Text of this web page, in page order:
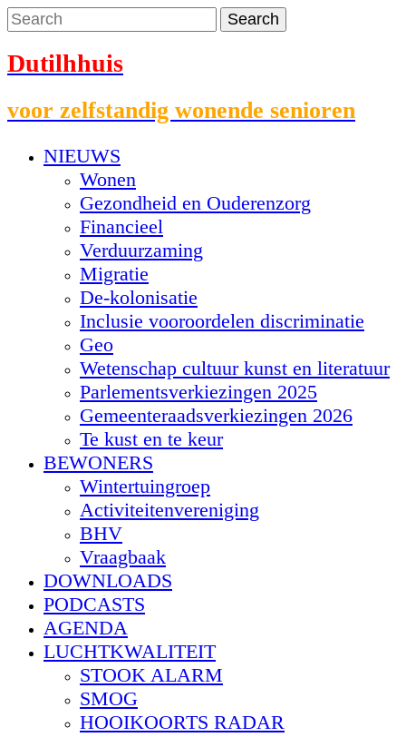
Dutilhhuis
voor zelfstandig wonende senioren
NIEUWS
Wonen
Gezondheid en Ouderenzorg
Financieel
Verduurzaming
Migratie
De-kolonisatie
Inclusie vooroordelen discriminatie
Geo
Wetenschap cultuur kunst en literatuur
Parlementsverkiezingen 2025
Gemeenteraadsverkiezingen 2026
Te kust en te keur
BEWONERS
Wintertuingroep
Activiteitenvereniging
BHV
Vraagbaak
DOWNLOADS
PODCASTS
AGENDA
LUCHTKWALITEIT
STOOK ALARM
SMOG
HOOIKOORTS RADAR